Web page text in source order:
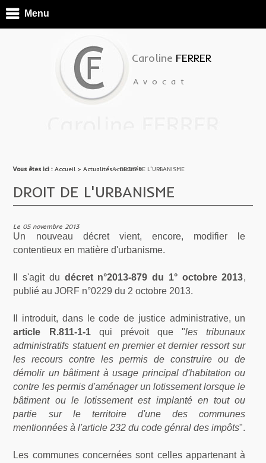
Vous êtes ici : Accueil > ActualitésActualités
Vous êtes ici : Accueil >Actualités> DROIT DE L'URBANISME
DROIT DE L'URBANISME
Le 05 novembre 2013
Un nouveau décret vient, encore, modifier le
contentieux en matière d'urbanisme.
Il s'agit du décret n°2013-879 du 1° octobre 2013,
publié au JORF n°0229 du 2 octobre 2013.
Il introduit, dans le code de justice administrative, un
article R.811-1-1qui prévoit que "les tribunaux
administratifs statuent en premier et dernier ressort sur
les recours contre les permis de construire ou de
démolir un bâtiment à usage principal d'habitation ou
contre les permis d'aménager un lotissement lorsque le
bâtiment ou le lotissement est implanté en tout ou
partie sur le territoire d'une des communes
mentionnées à l'article 232 du code génral des impôts".
Les communes concernées sont celles appartenant à
Menu
Caroline FERRER
Avocat